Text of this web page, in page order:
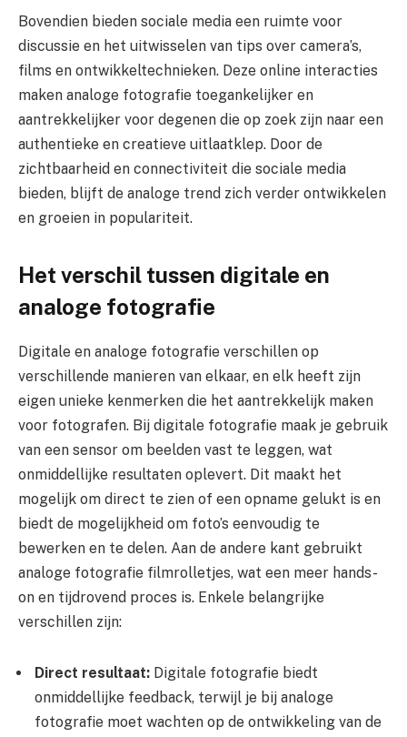
Bovendien bieden sociale media een ruimte voor
discussie en het uitwisselen van tips over camera’s,
films en ontwikkeltechnieken. Deze online interacties
maken analoge fotografie toegankelijker en
aantrekkelijker voor degenen die op zoek zijn naar een
authentieke en creatieve uitlaatklep. Door de
zichtbaarheid en connectiviteit die sociale media
bieden, blijft de analoge trend zich verder ontwikkelen
en groeien in populariteit.
Het verschil tussen digitale en
analoge fotografie
Digitale en analoge fotografie verschillen op
verschillende manieren van elkaar, en elk heeft zijn
eigen unieke kenmerken die het aantrekkelijk maken
voor fotografen. Bij digitale fotografie maak je gebruik
van een sensor om beelden vast te leggen, wat
onmiddellijke resultaten oplevert. Dit maakt het
mogelijk om direct te zien of een opname gelukt is en
biedt de mogelijkheid om foto’s eenvoudig te
bewerken en te delen. Aan de andere kant gebruikt
analoge fotografie filmrolletjes, wat een meer hands-
on en tijdrovend proces is. Enkele belangrijke
verschillen zijn:
Direct resultaat: Digitale fotografie biedt
onmiddellijke feedback, terwijl je bij analoge
fotografie moet wachten op de ontwikkeling van de